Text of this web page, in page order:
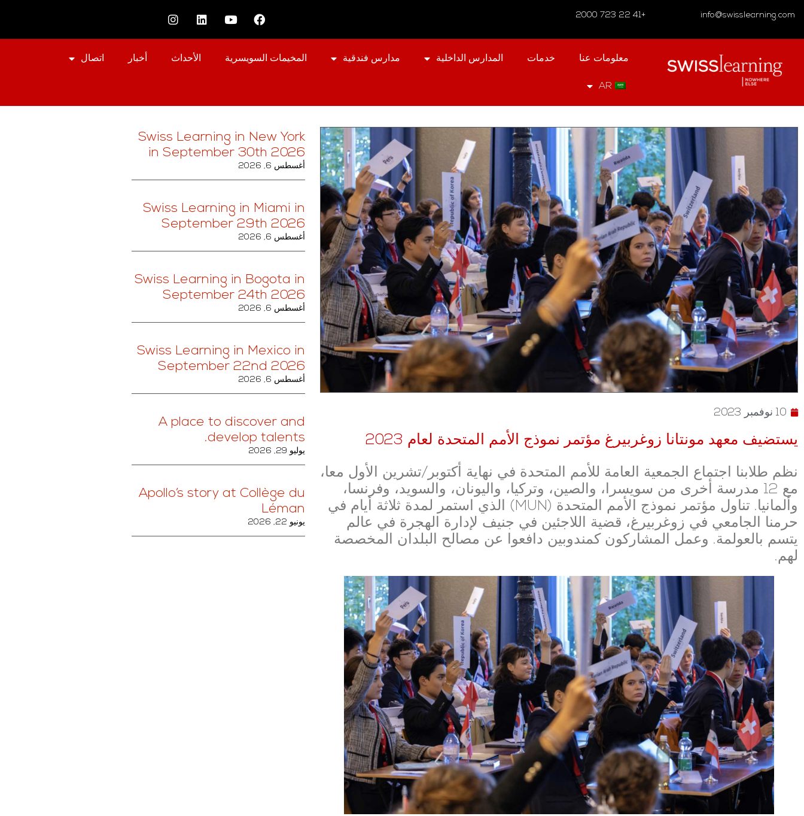
info@swisslearning.com
+41 22 723 2000
معلومات عنا خدمات المدارس الداخلية مدارس فندقية المخيمات السويسرية الأحداث أخبار اتصال
AR
10 نوفمبر 2023
يستضيف معهد مونتانا زوغربيرغ مؤتمر نموذج الأمم المتحدة لعام 2023
نظم طلابنا اجتماع الجمعية العامة للأمم المتحدة في نهاية أكتوبر/تشرين الأول معا،
مع 12 مدرسة أخرى من سويسرا، والصين، وتركيا، واليونان، والسويد، وفرنسا،
وألمانيا. تناول مؤتمر نموذج الأمم المتحدة (MUN) الذي استمر لمدة ثلاثة أيام في
حرمنا الجامعي في زوغربيرغ، قضية اللاجئين في جنيف لإدارة الهجرة في عالم
يتسم بالعولمة. وعمل المشاركون كمندوبين دافعوا عن مصالح البلدان المخصصة
لهم.
Swiss Learning in New York
in September 30th 2026
أغسطس 6, 2026
Swiss Learning in Miami in
September 29th 2026
أغسطس 6, 2026
Swiss Learning in Bogota in
September 24th 2026
أغسطس 6, 2026
Swiss Learning in Mexico in
September 22nd 2026
أغسطس 6, 2026
A place to discover and
develop talents.
يوليو 29, 2026
Apollo’s story at Collège du
Léman
يونيو 22, 2026